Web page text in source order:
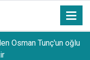
Özçelik: Hiçbir
sırasına göre